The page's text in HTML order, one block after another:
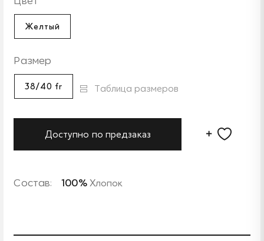
Желтый
Размер
38/40 fr Таблица размеров
Доступно по предзаказ
Состав: 100%Хлопок